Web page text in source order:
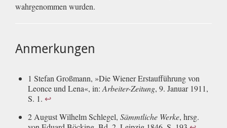
wahrgenommen wurden.
Anmerkungen
1 Stefan Großmann, »Die Wiener Erstaufführung von
Leonce und Lena«, in: Arbeiter-Zeitung, 9. Januar 1911,
S. 1. ↩
2 August Wilhelm Schlegel, Sämmtliche Werke, hrsg.